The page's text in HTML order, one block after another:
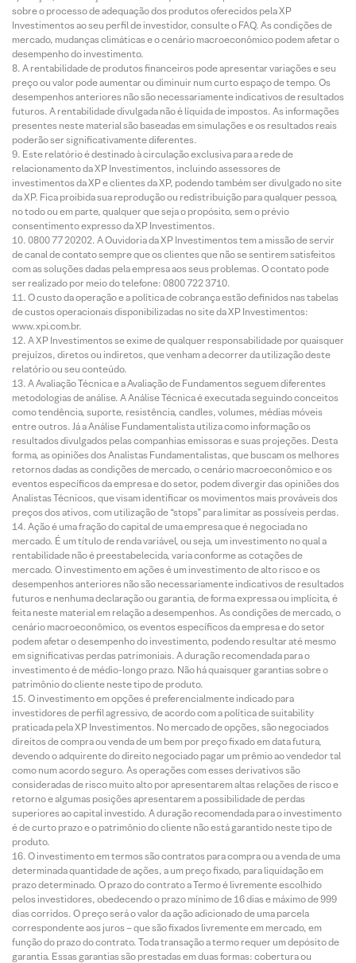
sobre o processo de adequação dos produtos oferecidos pela XP
Investimentos ao seu perfil de investidor, consulte o FAQ. As condições de
mercado, mudanças climáticas e o cenário macroeconômico podem afetar o
desempenho do investimento.
A rentabilidade de produtos financeiros pode apresentar variações e seu
preço ou valor pode aumentar ou diminuir num curto espaço de tempo. Os
desempenhos anteriores não são necessariamente indicativos de resultados
futuros. A rentabilidade divulgada não é líquida de impostos. As informações
presentes neste material são baseadas em simulações e os resultados reais
poderão ser significativamente diferentes.
Este relatório é destinado à circulação exclusiva para a rede de
relacionamento da XP Investimentos, incluindo assessores de
investimentos da XP e clientes da XP, podendo também ser divulgado no site
da XP. Fica proibida sua reprodução ou redistribuição para qualquer pessoa,
no todo ou em parte, qualquer que seja o propósito, sem o prévio
consentimento expresso da XP Investimentos.
0800 77 20202. A Ouvidoria da XP Investimentos tem a missão de servir
de canal de contato sempre que os clientes que não se sentirem satisfeitos
com as soluções dadas pela empresa aos seus problemas. O contato pode
ser realizado por meio do telefone: 0800 722 3710.
O custo da operação e a política de cobrança estão definidos nas tabelas
de custos operacionais disponibilizadas no site da XP Investimentos:
www.xpi.com.br.
A XP Investimentos se exime de qualquer responsabilidade por quaisquer
prejuízos, diretos ou indiretos, que venham a decorrer da utilização deste
relatório ou seu conteúdo.
A Avaliação Técnica e a Avaliação de Fundamentos seguem diferentes
metodologias de análise. A Análise Técnica é executada seguindo conceitos
como tendência, suporte, resistência, candles, volumes, médias móveis
entre outros. Já a Análise Fundamentalista utiliza como informação os
resultados divulgados pelas companhias emissoras e suas projeções. Desta
forma, as opiniões dos Analistas Fundamentalistas, que buscam os melhores
retornos dadas as condições de mercado, o cenário macroeconômico e os
eventos específicos da empresa e do setor, podem divergir das opiniões dos
Analistas Técnicos, que visam identificar os movimentos mais prováveis dos
preços dos ativos, com utilização de “stops” para limitar as possíveis perdas.
Ação é uma fração do capital de uma empresa que é negociada no
mercado. É um título de renda variável, ou seja, um investimento no qual a
rentabilidade não é preestabelecida, varia conforme as cotações de
mercado. O investimento em ações é um investimento de alto risco e os
desempenhos anteriores não são necessariamente indicativos de resultados
futuros e nenhuma declaração ou garantia, de forma expressa ou implícita, é
feita neste material em relação a desempenhos. As condições de mercado, o
cenário macroeconômico, os eventos específicos da empresa e do setor
podem afetar o desempenho do investimento, podendo resultar até mesmo
em significativas perdas patrimoniais. A duração recomendada para o
investimento é de médio-longo prazo. Não há quaisquer garantias sobre o
patrimônio do cliente neste tipo de produto.
O investimento em opções é preferencialmente indicado para
investidores de perfil agressivo, de acordo com a política de suitability
praticada pela XP Investimentos. No mercado de opções, são negociados
direitos de compra ou venda de um bem por preço fixado em data futura,
devendo o adquirente do direito negociado pagar um prêmio ao vendedor tal
como num acordo seguro. As operações com esses derivativos são
consideradas de risco muito alto por apresentarem altas relações de risco e
retorno e algumas posições apresentarem a possibilidade de perdas
superiores ao capital investido. A duração recomendada para o investimento
é de curto prazo e o patrimônio do cliente não está garantido neste tipo de
produto.
O investimento em termos são contratos para compra ou a venda de uma
determinada quantidade de ações, a um preço fixado, para liquidação em
prazo determinado. O prazo do contrato a Termo é livremente escolhido
pelos investidores, obedecendo o prazo mínimo de 16 dias e máximo de 999
dias corridos. O preço será o valor da ação adicionado de uma parcela
correspondente aos juros – que são fixados livremente em mercado, em
função do prazo do contrato. Toda transação a termo requer um depósito de
garantia. Essas garantias são prestadas em duas formas: cobertura ou